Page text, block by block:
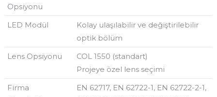
Opsiyonu
LED Modül
Kolay ulaşılabilir ve değiştirilebilir
optik bölüm
Lens Opsiyonu
COL 1550 (standart)
Projeye özel lens seçimi
Firma
EN 62717, EN 62722-1, EN 62722-2-1,